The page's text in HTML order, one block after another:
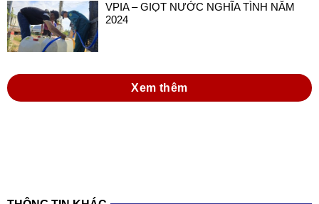
VPIA – GIỌT NƯỚC NGHĨA TÌNH NĂM
2024
Xem thêm